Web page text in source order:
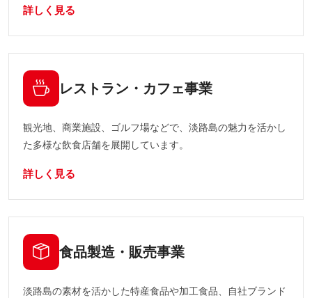
詳しく見る
レストラン・カフェ事業
観光地、商業施設、ゴルフ場などで、淡路島の魅力を活かし
た多様な飲食店舗を展開しています。
詳しく見る
食品製造・販売事業
淡路島の素材を活かした特産食品や加工食品、自社ブランド